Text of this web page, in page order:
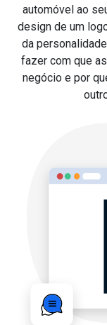
automóvel ao
design de um
da
fazer com que
negócio e por